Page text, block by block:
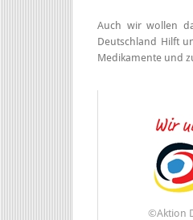
Auch wir wollen
Deutschland Hilft
Medikamente und
©Aktion